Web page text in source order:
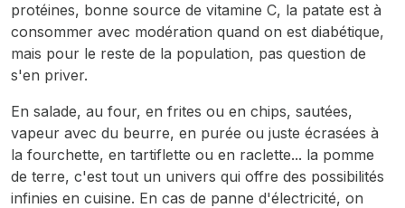
protéines, bonne source de vitamine C, la patate est à
consommer avec modération quand on est diabétique,
mais pour le reste de la population, pas question de
s'en priver.
En salade, au four, en frites ou en chips, sautées,
vapeur avec du beurre, en purée ou juste écrasées à
la fourchette, en tartiflette ou en raclette... la pomme
de terre, c'est tout un univers qui offre des possibilités
infinies en cuisine. En cas de panne d'électricité, on